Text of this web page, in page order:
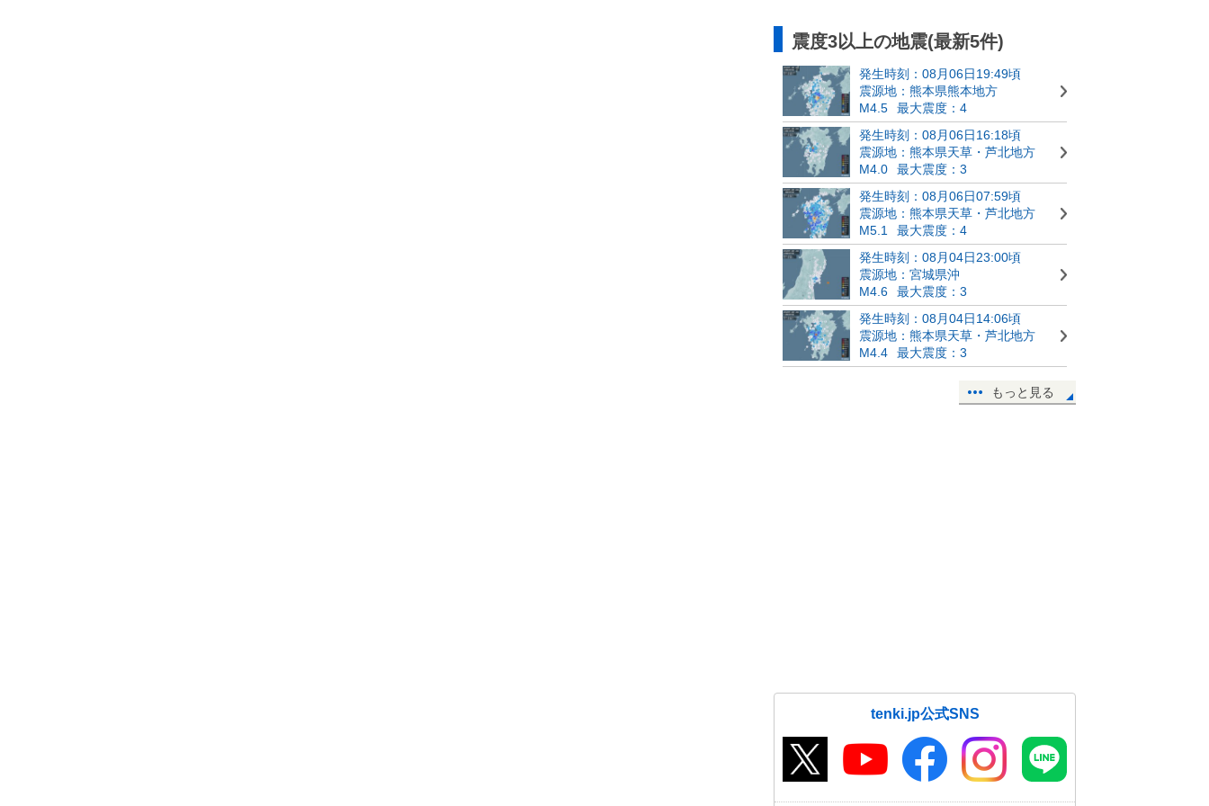
震度3以上の地震(最新5件)
発生時刻：08月06日19:49頃
震源地：熊本県熊本地方
M4.5
最大震度：4
発生時刻：08月06日16:18頃
震源地：熊本県天草・芦北地方
M4.0
最大震度：3
発生時刻：08月06日07:59頃
震源地：熊本県天草・芦北地方
M5.1
最大震度：4
発生時刻：08月04日23:00頃
震源地：宮城県沖
M4.6
最大震度：3
発生時刻：08月04日14:06頃
震源地：熊本県天草・芦北地方
M4.4
最大震度：3
もっと見る
tenki.jp公式SNS